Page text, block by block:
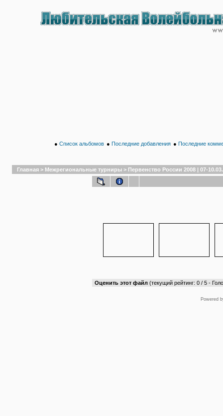
● Список альбомов ● Последние добавления ● Последние
Главная > Межрегиональные турниры > Первенство России 2008 | 07-
Оценить этот файл (текущий рейтинг: 0 / 5 -
Powered